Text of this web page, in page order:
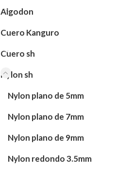
Algodon
Cuero Kanguro
Cuero sh
Nylon sh
Nylon plano de 5mm
Nylon plano de 7mm
Nylon plano de 9mm
Nylon redondo 3.5mm